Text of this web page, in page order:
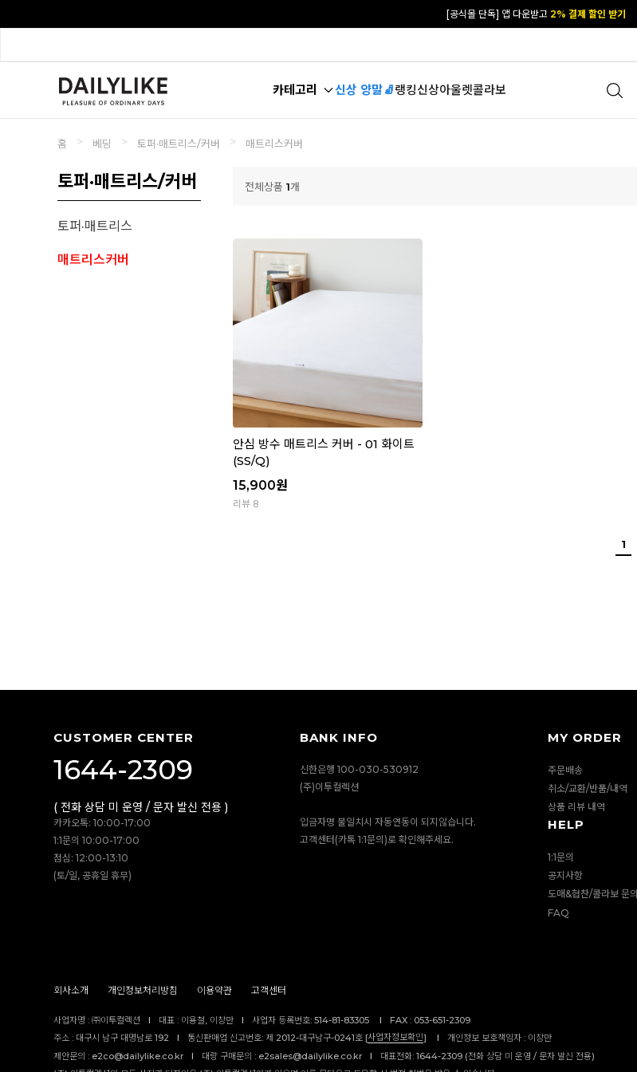
[공식몰 단독] 앱 다운받고 2% 결제 할인 받기
카테고리 신상 양말🧦랭킹신상아울렛콜라보
홈 > 베딩 > 토퍼·매트리스/커버 > 매트리스커버
토퍼·매트리스/커버
토퍼·매트리스
매트리스커버
전체상품 1개
안심 방수 매트리스 커버 - 01 화이트
(SS/Q)
15,900원
리뷰 8
1
CUSTOMER CENTER
1644-2309
( 전화 상담 미 운영 / 문자 발신 전용 )
카카오톡: 10:00-17:00
1:1문의 10:00-17:00
점심: 12:00-13:10
(토/일, 공휴일 휴무)
BANK INFO
신한은행 100-030-530912
(주)이투컬렉션
입금자명 불일치시 자동연동이 되지않습니다.
고객센터(카톡 1:1문의)로 확인해주세요.
MY ORDER
주문배송
취소/교환/반품/내역
상품 리뷰 내역
HELP
1:1문의
공지사항
도매&협찬/콜라보 문의
FAQ
회사소개 개인정보처리방침 이용약관 고객센터
사업자명 : ㈜이투컬렉션 I 대표 : 이용철, 이창만 I 사업자 등록번호: 514-81-83305 I
FAX : 053-651-2309
주소 : 대구시 남구 대명남로 192
I 통신판매업 신고번호: 제 2012-대구남구-0241호 [사업자정보확인] I
개인정보 보호책임자 : 이창만
제안문의 : e2co@dailylike.co.kr
I 대량 구매문의 : e2sales@dailylike.co.kr I
대표전화: 1644-2309 (전화 상담 미 운영 / 문자 발신 전용)